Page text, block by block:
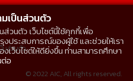
นส่วนตัว
© 2022 AIC, All rights reserved.
เป็นส่วนตัว
ส่วนตัว เว็บไซต์นี้ใช้คุกกี้เพื่อ
ประสบการณ์ของผู้ใช้ และช่วยให้เรา
ว็บไซต์ให้ดียิ่งขึ้น ท่านสามารถศึกษา
อ